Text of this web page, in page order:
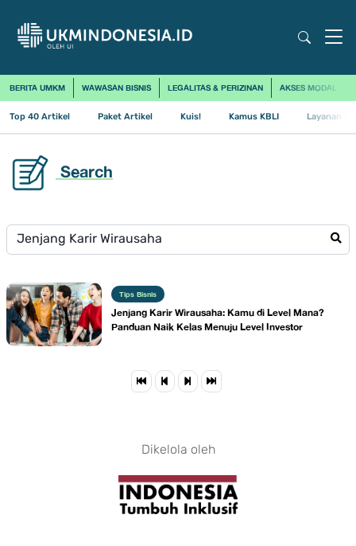
BERITA UMKM WAWASAN BISNIS LEGALITAS & PERIZINAN AKSES MODAL
Top 40 Artikel Paket Artikel Kuis! Kamus KBLI Layanan
Search
Tips Bisnis
Jenjang Karir Wirausaha: Kamu di Level Mana?
Panduan Naik Kelas Menuju Level Investor
Dikelola oleh